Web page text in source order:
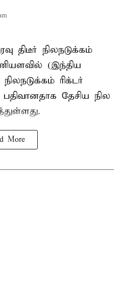
திடீர் நிலநடுக்கம்
(இந்திய
ரிக்டர்
தேசிய நில
More